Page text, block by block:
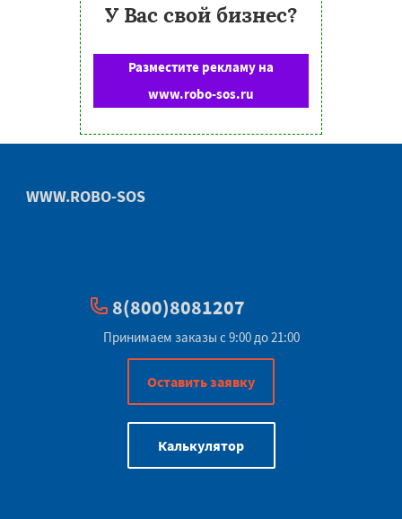
У Вас свой бизнес?
Разместите рекламу на
www.robo-sos.ru
WWW.ROBO-SOS
8(800)8081207
Принимаем заказы с 9:00 до 21:00
Оставить заявку
Калькулятор